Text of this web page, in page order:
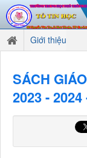
Giới thiệu
SÁCH
2023 -